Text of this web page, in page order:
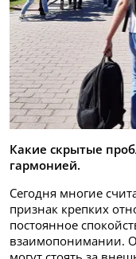
Какие скрытые
гармонией.
Сегодня многие
признак крепких
постоянное
взаимопонимании.